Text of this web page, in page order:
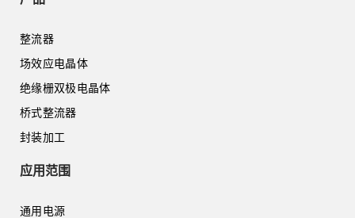
整流器
场效应电晶体
绝缘栅双极电晶体
桥式整流器
封装加工
应用范围
通用电源